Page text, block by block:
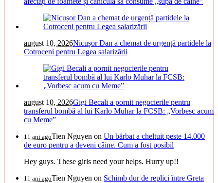
august 10, 2026Nicușor Dan a chemat de urgență partidele la
Cotroceni pentru Legea salarizării
august 10, 2026Gigi Becali a pornit negocierile pentru
transferul bombă al lui Karlo Muhar la FCSB: „Vorbesc acum
cu Meme”
11 ani agoTien Nguyen on Un bărbat a cheltuit peste 14.000
de euro pentru a deveni câine. Cum a fost posibil
Hey guys. These girls need your helps. Hurry up!!
11 ani agoTien Nguyen on Schimb dur de replici între Greta